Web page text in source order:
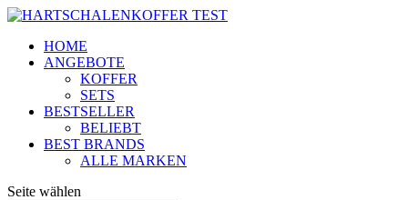
HOME
ANGEBOTE
KOFFER
SETS
BESTSELLER
BELIEBT
BEST BRANDS
ALLE MARKEN
Seite wählen